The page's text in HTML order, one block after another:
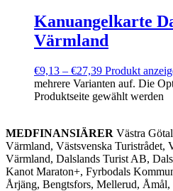
Kanuangelkarte
Värmland
€9,13 – €27,39 Produkt
mehrere Varianten auf. Die
Produktseite gewählt werden
MEDFINANSIÄRER Västra
Värmland, Västsvenska Turistrådet,
Värmland, Dalslands Turist AB,
Kanot Maraton+, Fyrbodals
Årjäng, Bengtsfors, Mellerud, Åmål,